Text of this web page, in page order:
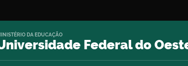
Federal do
DA EDUCAÇÃO